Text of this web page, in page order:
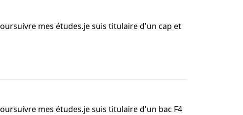
mes études.je suis titulaire d'un cap et
mes études.je suis titulaire d'un bac F4